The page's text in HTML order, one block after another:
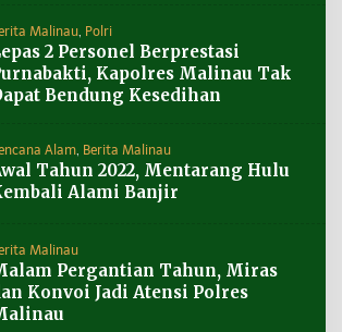
Malinau Polri
2 Personel Berprestasi
Kapolres Malinau Tak
Bendung Kesedihan
Alam Berita Malinau
Tahun 2022, Mentarang Hulu
Alami Banjir
Malinau
Pergantian Tahun, Miras
Konvoi Jadi Atensi Polres